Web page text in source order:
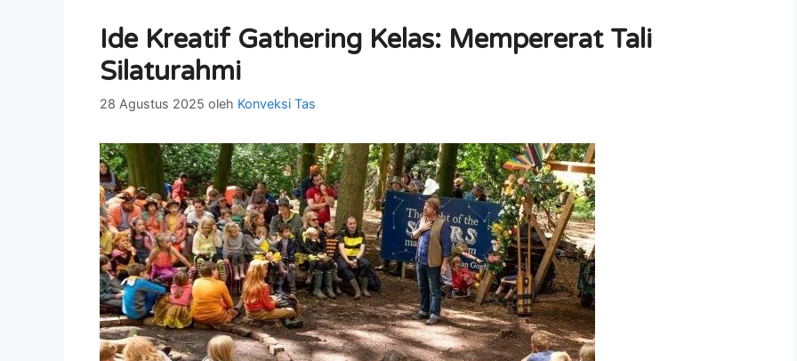
Ide Kreatif Gathering Kelas: Mempererat Tali
Silaturahmi
28 Agustus 2025 oleh Konveksi Tas